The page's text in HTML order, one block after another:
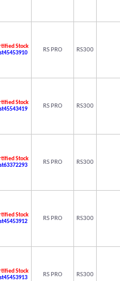
Stock
RS PRO RS300
Stock
RS PRO RS300
Stock
RS PRO RS300
Stock
RS PRO RS300
Stock
RS PRO RS300